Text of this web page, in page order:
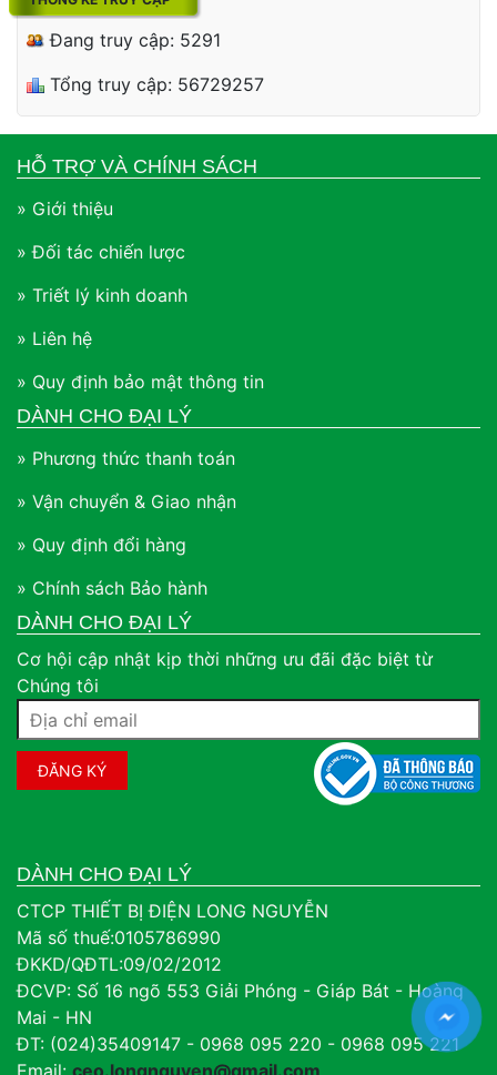
Đang truy cập: 5291
Tổng truy cập: 56729257
HỖ TRỢ VÀ CHÍNH SÁCH
» Giới thiệu
» Đối tác chiến lược
» Triết lý kinh doanh
» Liên hệ
» Quy định bảo mật thông tin
DÀNH CHO ĐẠI LÝ
» Phương thức thanh toán
» Vận chuyển & Giao nhận
» Quy định đổi hàng
» Chính sách Bảo hành
DÀNH CHO ĐẠI LÝ
Cơ hội cập nhật kịp thời những ưu đãi đặc biệt từ
Chúng tôi
DÀNH CHO ĐẠI LÝ
CTCP THIẾT BỊ ĐIỆN LONG NGUYỄN
Mã số thuế:0105786990
ĐKKD/QĐTL:09/02/2012
ĐCVP: Số 16 ngõ 553 Giải Phóng - Giáp Bát - Hoàng
Mai - HN
ĐT: (024)35409147 - 0968 095 220 - 0968 095 221